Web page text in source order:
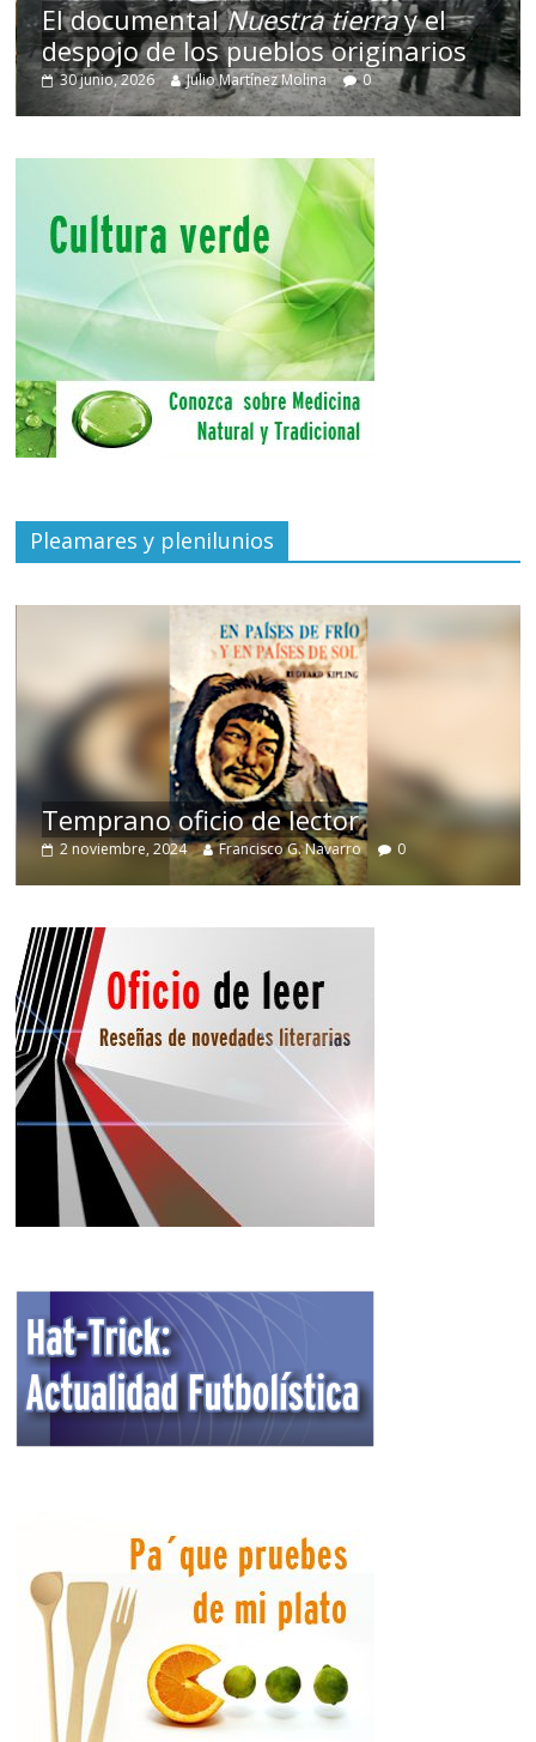
El documentalNuestra tierray el
despojo de los pueblos originarios
30 junio, 2026 Julio Martínez Molina 0
Pleamares y plenilunios
Temprano oficio de lector
2 noviembre, 2024 Francisco G. Navarro 0